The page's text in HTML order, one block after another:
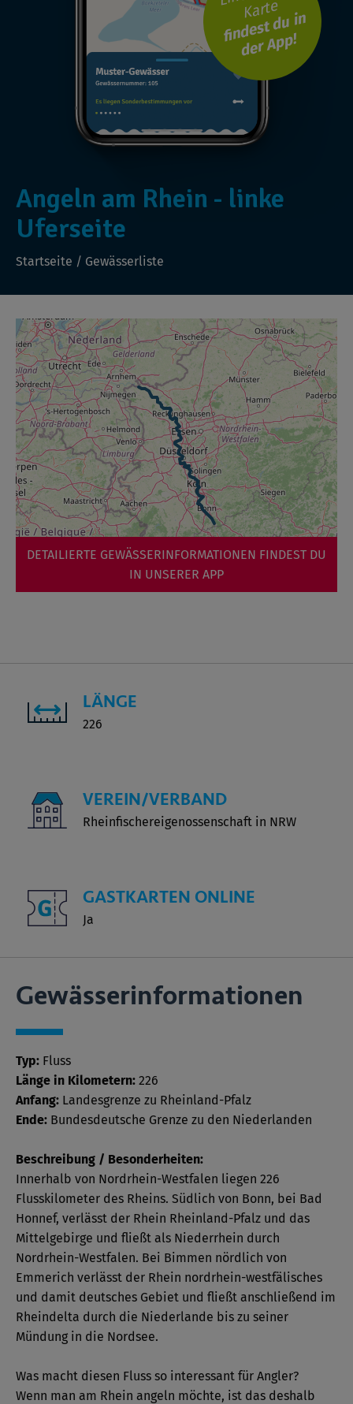
Angeln am Rhein - linke
Uferseite
Startseite / Gewässerliste
Karte
findest du in
der App!
DETAILIERTE GEWÄSSERINFORMATIONEN FINDEST DU
IN UNSERER APP
LÄNGE
226
VEREIN/VERBAND
Rheinfischereigenossenschaft in NRW
GASTKARTEN ONLINE
Ja
Gewässer­informationen
Typ: Fluss
Länge in Kilometern: 226
Anfang: Landesgrenze zu Rheinland-Pfalz
Ende: Bundesdeutsche Grenze zu den Niederlanden
Beschreibung / Besonderheiten:
Innerhalb von Nordrhein-Westfalen liegen 226
Flusskilometer des Rheins. Südlich von Bonn, bei Bad
Honnef, verlässt der Rhein Rheinland-Pfalz und das
Mittelgebirge und fließt als Niederrhein durch
Nordrhein-Westfalen. Bei Bimmen nördlich von
Emmerich verlässt der Rhein nordrhein-westfälisches
und damit deutsches Gebiet und fließt anschließend im
Rheindelta durch die Niederlande bis zu seiner
Mündung in die Nordsee.
Was macht diesen Fluss so interessant für Angler?
Wenn man am Rhein angeln möchte, ist das deshalb